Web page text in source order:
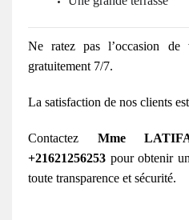
Ne ratez pas l’occasion de
gratuitement 7/7.
La satisfaction de nos clients
Contactez Mme
+21621256253 pour obtenir
toute transparence et sécurité.